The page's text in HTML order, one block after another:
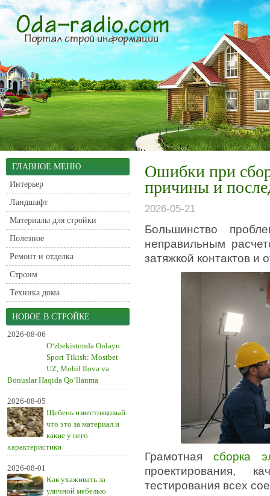
ГЛАВНОЕ МЕНЮ
Интерьер
Ландшафт
Материалы для стройки
Полезное
Ремонт и отделка
Строим
Техника дома
НОВОЕ В СТРОЙКЕ
2026-08-06
O‘zbekistonda Onlayn
Sport Tikish: Mostbet
UZ, Mobil Ilova va
Bonuslar Haqida Qo‘llanma
2026-08-05
Щебень известняковый:
что это за материал и
какие у него
характеристики
2026-08-01
Как ухаживать за
уличной мебелью
Ошибки при
причины и
2026-05-21
Большинство
неправильным
затяжкой контактов и
Грамотнаясборка
проектирования,
тестирования всех